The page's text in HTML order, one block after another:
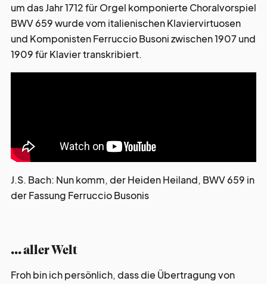
um das Jahr 1712 für Orgel komponierte Choralvorspiel
BWV 659 wurde vom italienischen Klaviervirtuosen
und Komponisten Ferruccio Busoni zwischen 1907 und
1909 für Klavier transkribiert.
J.S. Bach: Nun komm, der Heiden Heiland, BWV 659 in
der Fassung Ferruccio Busonis
... aller Welt
Froh bin ich persönlich, dass die Übertragung von